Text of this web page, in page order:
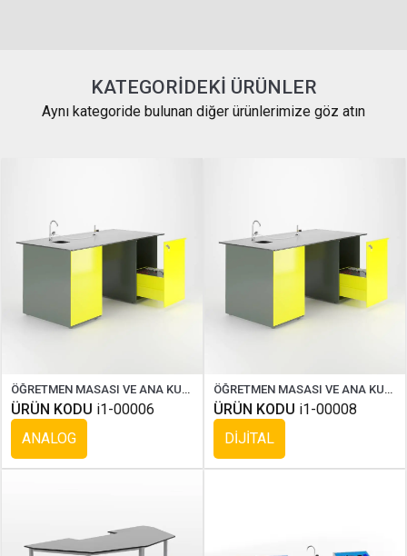
KATEGORIDEKI ÜRÜNLER
Aynı kategoride bulunan diğer ürünlerimize göz atın
ÖĞRETMEN MASASI VE ANA KUMANDA PANELİ ( COMPAKT )
ÜRÜN KODU i1-00006
ANALOG
ÖĞRETMEN MASASI VE ANA KUMANDA PANELİ ( COMPAKT DİJİTAL )
ÜRÜN KODU i1-00008
DİJİTAL